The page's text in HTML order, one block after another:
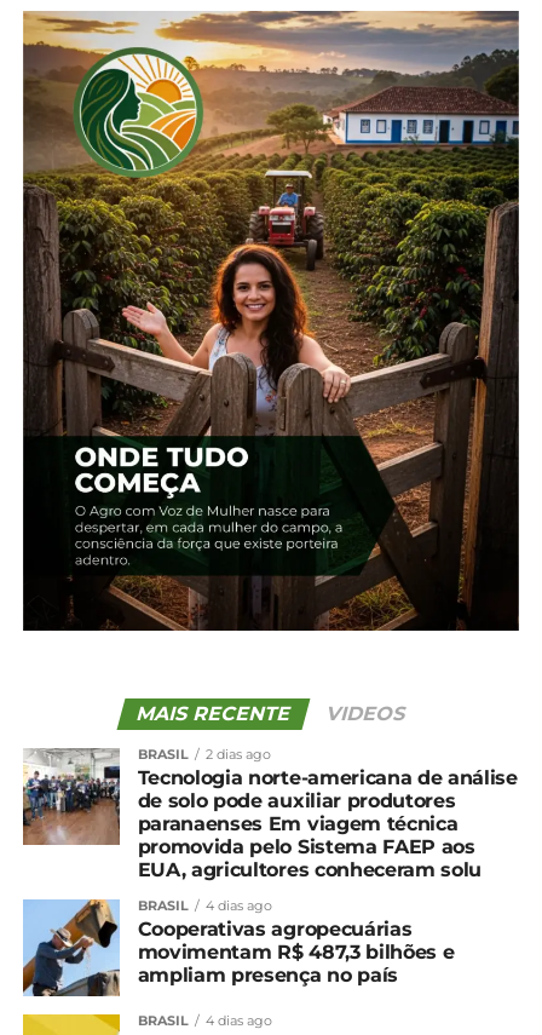
aponta o boletim.
Veja o andamento das outras culturas no
estado:
Batata (1ª safra): 83% colhido
Batata (2ª safra): 52% semeado
Feijão (1ª safra): 91% colhido
Feijão (2ª safra): 26% semeado
Milho (1ª safra): 5% colhido
Milho (2ª safra) 9% semeado
*Redação
Compartilhe isso:
Facebook 18+
Colheita da soja chega a
33% no Paraná, indica a
Seab
12 de fevereiro, 2025
Em "Paraná"
paranaense atinge 49%,
indica Seab
26 de fevereiro, 2025
Em "Paraná"
Região de Guarapuava
atinge 33% na colheita da
soja; Núcleo de Irati tem
18%
13 de março, 2024
MAIS RECENTE VIDEOS
BRASIL 2 dias ago
Tecnologia norte-americana de análise
de solo pode auxiliar produtores
paranaenses Em viagem técnica
promovida pelo Sistema FAEP aos
EUA, agricultores conheceram solu
BRASIL 4 dias ago
Cooperativas agropecuárias
movimentam R$ 487,3 bilhões e
ampliam presença no país
BRASIL 4 dias ago